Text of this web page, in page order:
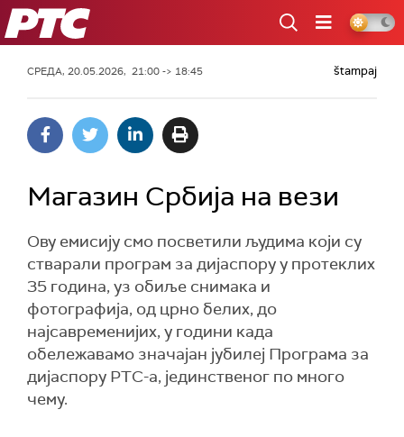
РТС
СРЕДА, 20.05.2026, 21:00 -> 18:45 štampaj
Магазин Србија на вези
Ову емисију смо посветили људима који су
стварали програм за дијаспору у протеклих
35 година, уз обиље снимака и
фотографија, од црно белих, до
најсавременијих, у години када
обележавамо значајан јубилеј Програма за
дијаспору РТС-а, јединственог по много
чему.